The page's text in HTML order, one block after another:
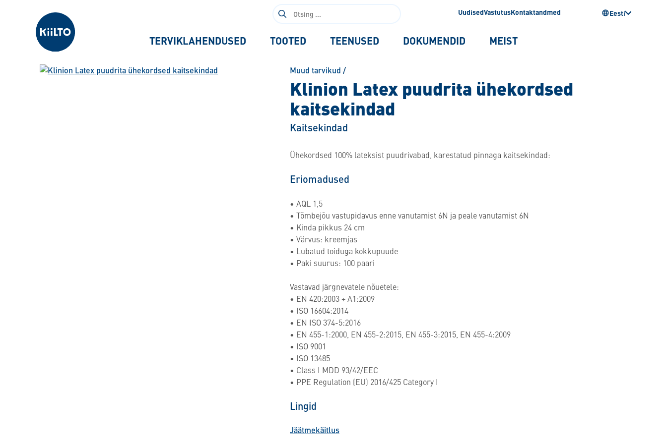
Kiilto Estonia Otsi: UudisedVastutusKontaktandmed Eesti
TERVIKLAHENDUSED TOOTED TEENUSED DOKUMENDID MEIST
Muud tarvikud /
Klinion Latex puudrita ühekordsed
kaitsekindad
Kaitsekindad
Ühekordsed 100% lateksist puudrivabad, karestatud pinnaga kaitsekindad:
Eriomadused
• AQL 1,5
• Tõmbejõu vastupidavus enne vanutamist 6N ja peale vanutamist 6N
• Kinda pikkus 24 cm
• Värvus: kreemjas
• Lubatud toiduga kokkupuude
• Paki suurus: 100 paari
Vastavad järgnevatele nõuetele:
• EN 420:2003 + A1:2009
• ISO 16604:2014
• EN ISO 374-5:2016
• EN 455-1:2000, EN 455-2:2015, EN 455-3:2015, EN 455-4:2009
• ISO 9001
• ISO 13485
• Class I MDD 93/42/EEC
• PPE Regulation (EU) 2016/425 Category I
Lingid
Jäätmekäitlus